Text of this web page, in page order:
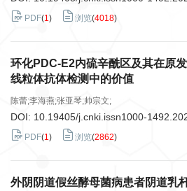
PDF(1) 浏览(4018)
环化PDC-E2内硫辛酰区及其在原
线粒体抗体检测中的价值
陈蕾;李海燕;张亚琴;帅宗文;
DOI: 10.19405/j.cnki.issn1000-
PDF(1) 浏览(2862)
外阴阴道假丝酵母菌病患者阴道乳